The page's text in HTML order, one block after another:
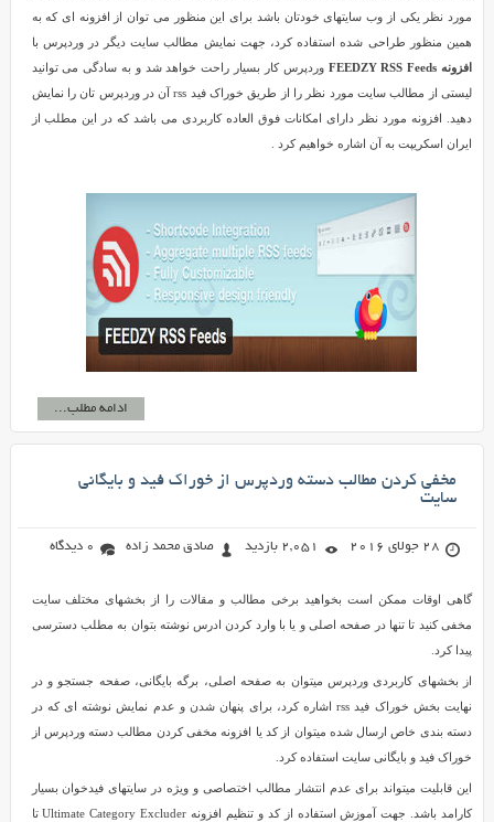
مورد نظر یکی از وب سایتهای خودتان باشد برای این منظور می توان از افزونه ای که به
همین منظور طراحی شده استفاده کرد، جهت نمایش مطالب سایت دیگر در وردپرس با
افزونه FEEDZY RSS Feeds
وردپرس کار بسیار راحت خواهد شد و به سادگی می توانید
لیستی از مطالب سایت مورد نظر را از طریق خوراک فید rss آن در وردپرس تان را نمایش
دهید. افزونه مورد نظر دارای امکانات فوق العاده کاربردی می باشد که در این مطلب از
ایران اسکریپت به آن اشاره خواهیم کرد .
ادامه مطلب...
مخفی کردن مطالب دسته وردپرس از خوراک فید و بایگانی
سایت
28 جولای 2016 2,051 بازدید صادق محمد زاده 0 دیدگاه
گاهی اوقات ممکن است بخواهید برخی مطالب و مقالات را از بخشهای مختلف سایت
مخفی کنید تا تنها در صفحه اصلی و یا با وارد کردن ادرس نوشته بتوان به مطلب دسترسی
پیدا کرد.
از بخشهای کاربردی وردپرس میتوان به صفحه اصلی، برگه بایگانی، صفحه جستجو و در
نهایت بخش خوراک فید rss اشاره کرد، برای پنهان شدن و عدم نمایش نوشته ای که در
دسته بندی خاص ارسال شده میتوان از کد یا افزونه مخفی کردن مطالب دسته وردپرس از
خوراک فید و بایگانی سایت استفاده کرد.
این قابلیت میتواند برای عدم انتشار مطالب اختصاصی و ویژه در سایتهای فیدخوان بسیار
کارامد باشد. جهت آموزش استفاده از کد و تنظیم افزونه Ultimate Category Excluder تا